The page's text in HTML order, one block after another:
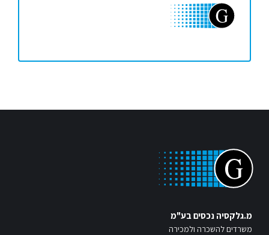
מ.גלקסיה נכסים בע"מ
משרדים להשכרה ולמכירה